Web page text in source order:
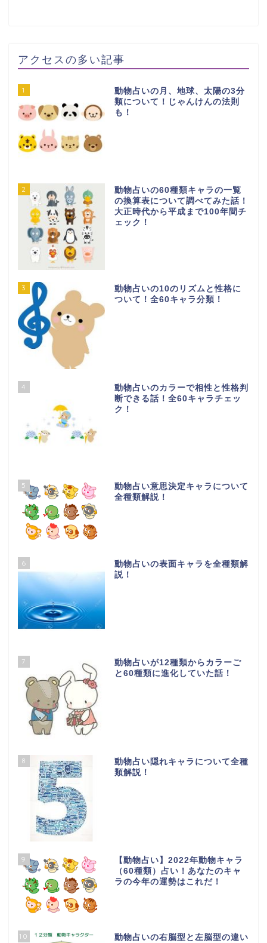
アクセスの多い記事
1
動物占いの月、地球、太陽の3分
類について！じゃんけんの法則
も！
2
動物占いの60種類キャラの一覧
の換算表について調べてみた話！
大正時代から平成まで100年間チ
ェック！
3
動物占いの10のリズムと性格に
ついて！全60キャラ分類！
4
動物占いのカラーで相性と性格判
断できる話！全60キャラチェッ
ク！
5
動物占い意思決定キャラについて
全種類解説！
6
動物占いの表面キャラを全種類解
説！
7
動物占いが12種類からカラーご
と60種類に進化していた話！
8
動物占い隠れキャラについて全種
類解説！
9
【動物占い】2022年動物キャラ
（60種類）占い！あなたのキャ
ラの今年の運勢はこれだ！
10
動物占いの右脳型と左脳型の違い